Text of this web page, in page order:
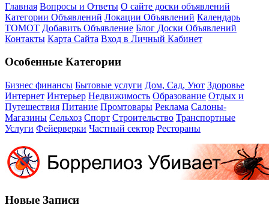
Главная Вопросы и Ответы О сайте доски объявлений
Категории Объявлений Локации Объявлений Календарь
ТОМОТ Добавить Объявление Блог Доски Объявлений
Контакты Карта Сайта Вход в Личный Кабинет
Особенные Категории
Бизнес финансы Бытовые услуги Дом, Сад, Уют Здоровье
Интернет Интерьер Недвижимость Образование Отдых и
Путешествия Питание Промтовары Реклама Салоны-
Магазины Сельхоз Спорт Строительство Транспортные
Услуги Фейерверки Частный сектор Рестораны
Новые Записи